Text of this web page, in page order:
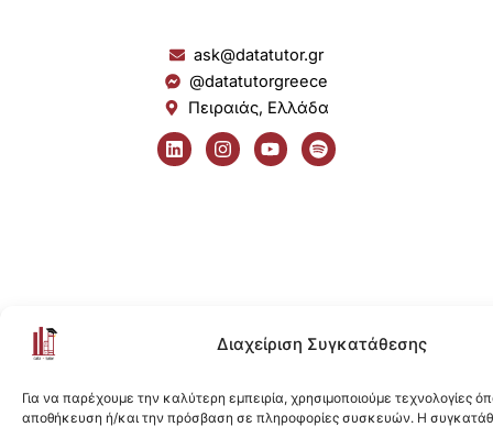
Διαχείριση Συγκατάθεσης
Για να παρέχουμε την καλύτερη εμπειρία, χρησιμοποιούμε τεχνολογίες
αποθήκευση ή/και την πρόσβαση σε πληροφορίες συσκευών. Η
ask@datatutor.gr
@datatutorgreece
Πειραιάς, Ελλάδα
L
i
n
I
n
s
Y
o
u
S
p
o